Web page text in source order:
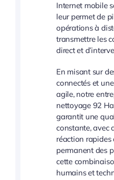
Internet mobile
leur permet de
opérations à
transmettre les
direct et
En misant sur
connectés et
agile, notre
nettoyage 92
garantit une
constante, avec
réaction
permanent des
cette
humains et